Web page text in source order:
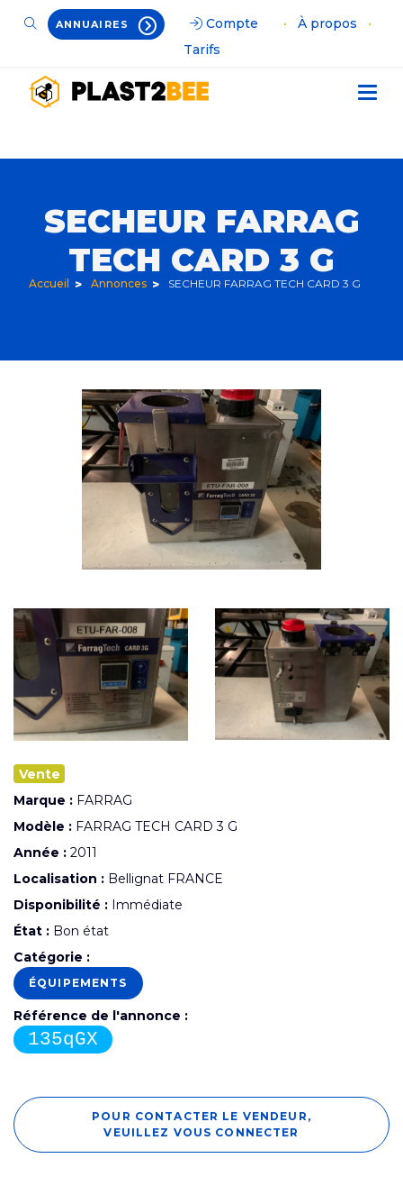
ANNUAIRES Compte • À propos
•
Tarifs
SECHEUR FARRAG
TECH CARD 3 G
Accueil Annonces SECHEUR FARRAG TECH CARD 3 G
Vente
Marque : FARRAG
Modèle : FARRAG TECH CARD 3 G
Année : 2011
Localisation : Bellignat FRANCE
Disponibilité : Immédiate
État : Bon état
Catégorie :
ÉQUIPEMENTS
Référence de l'annonce :
135qGX
POUR CONTACTER LE VENDEUR,
VEUILLEZ VOUS CONNECTER